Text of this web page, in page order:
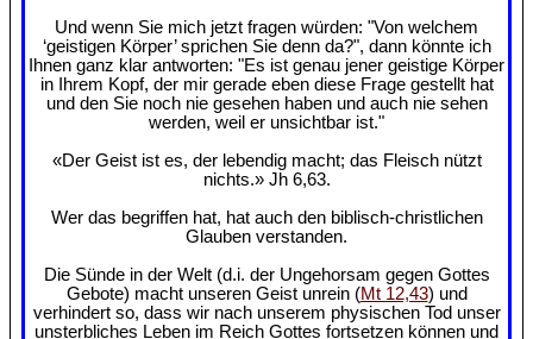
Und wenn Sie mich jetzt fragen würden: "Von welchem
‘geistigen Körper’ sprichen Sie denn da?", dann könnte ich
Ihnen ganz klar antworten: "Es ist genau jener geistige Körper
in Ihrem Kopf, der mir gerade eben diese Frage gestellt hat
und den Sie noch nie gesehen haben und auch nie sehen
werden, weil er unsichtbar ist."
«Der Geist ist es, der lebendig macht; das Fleisch nützt
nichts.» Jh 6,63.
Wer das begriffen hat, hat auch den biblisch-christlichen
Glauben verstanden.
Die Sünde in der Welt (d.i. der Ungehorsam gegen Gottes
Gebote) macht unseren Geist unrein (Mt 12,43) und
verhindert so, dass wir nach unserem physischen Tod unser
unsterbliches Leben im Reich Gottes fortsetzen können und